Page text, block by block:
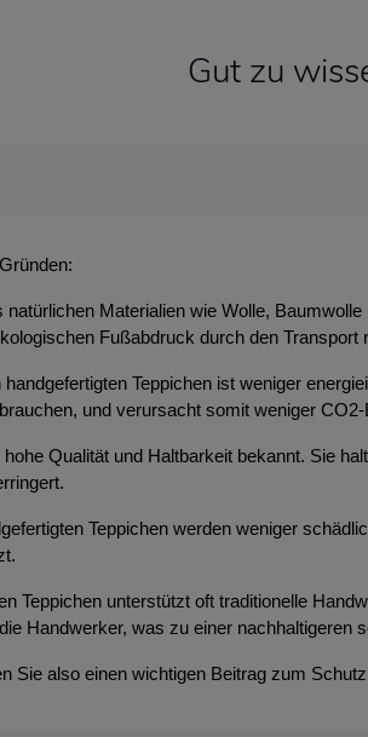
Gut zu
natürlichen Materialien wie Wolle,
Fußabdruck durch den Transport
Teppichen ist weniger
und verursacht somit weniger
Qualität und Haltbarkeit bekannt. Sie
Teppichen werden weniger
Teppichen unterstützt oft traditionelle
Handwerker, was zu einer nachhaltigeren
Sie also einen wichtigen Beitrag zum